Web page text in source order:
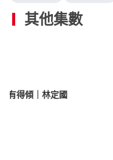
其他集數
有得傾｜林定國